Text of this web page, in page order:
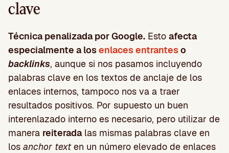
clave
Técnica penalizada por Google. Esto afecta
especialmente a losenlaces entranteso
backlinks, aunque si nos pasamos incluyendo
palabras clave en los textos de anclaje de los
enlaces internos, tampoco nos va a traer
resultados positivos. Por supuesto un buen
interenlazado interno es necesario, pero utilizar de
manera reiteradalas mismas palabras clave en
los anchor texten un número elevado de enlaces